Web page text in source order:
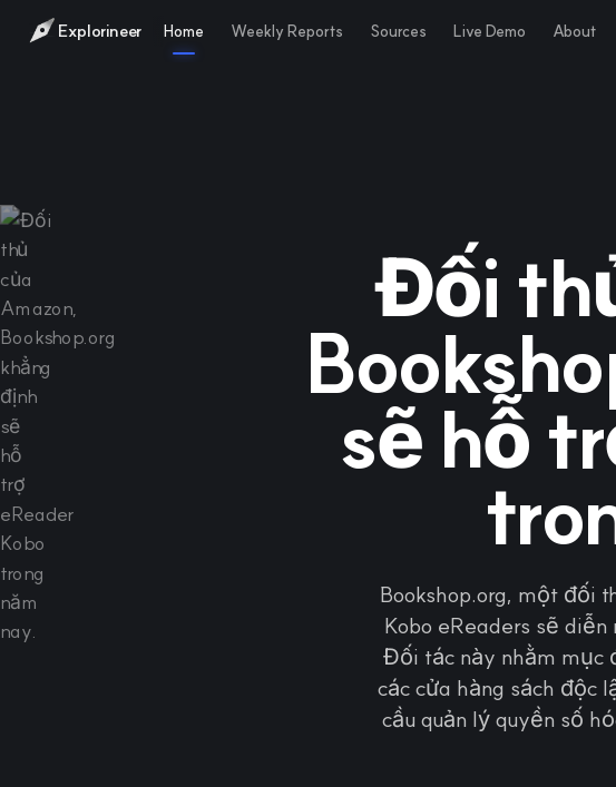
Explorineer Home Weekly Reports Sources Live Demo About
Đối
sẽ hỗ
Bookshop.org, một đối
Kobo eReaders sẽ
Đối tác này nhằm mục
các cửa hàng sách độc
cầu quản lý quyền số